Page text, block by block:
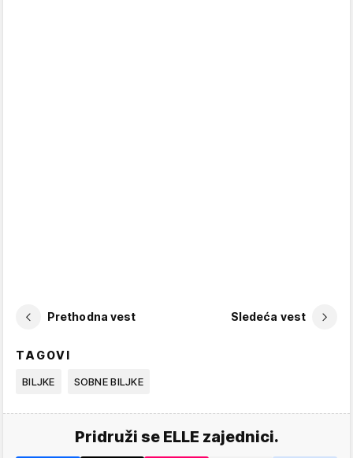
Prethodna vest Sledeća vest
TAGOVI
BILJKE SOBNE BILJKE
Pridruži se ELLE zajednici.